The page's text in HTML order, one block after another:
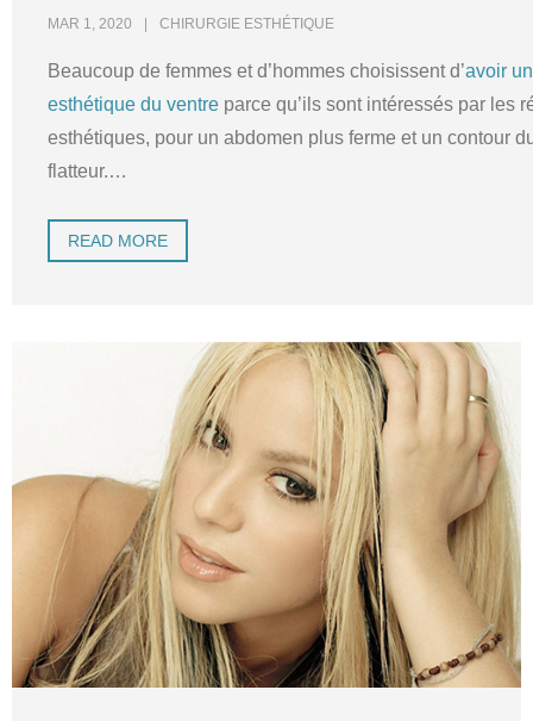
MAR 1, 2020 CHIRURGIE ESTHÉTIQUE
Beaucoup de femmes et d’hommes choisissent d’avoir
esthétique du ventre parce qu’ils sont intéressés par les
esthétiques, pour un abdomen plus ferme et un contour
flatteur.…
READ MORE